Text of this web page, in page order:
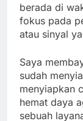
berada di
fokus pada
atau sinyal
Saya
sudah
menyiapkan
hemat daya
sebuah